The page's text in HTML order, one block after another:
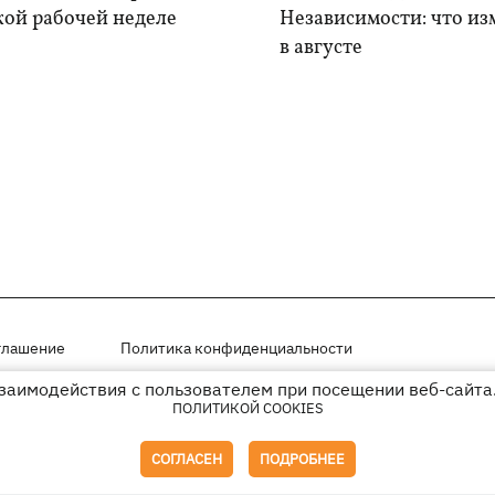
рабочей неделе
Независимости: что
в августе
Политика конфиденциальности
на правах рекламыс пользователем при посещении веб-
ПОЛИТИКОЙ COOKIES
СОГЛАСЕН ПОДРОБНЕЕ